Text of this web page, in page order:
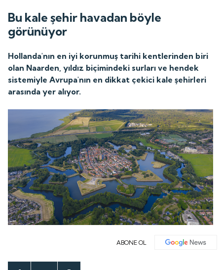
Bu kale şehir havadan böyle
görünüyor
Hollanda'nın en iyi korunmuş tarihi kentlerinden biri
olan Naarden, yıldız biçimindeki surları ve hendek
sistemiyle Avrupa'nın en dikkat çekici kale şehirleri
arasında yer alıyor.
ABONE OL